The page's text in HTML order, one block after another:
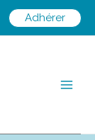
Adhérer